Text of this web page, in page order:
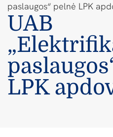
paslaugos“ pelnė LPK
UAB
LPK